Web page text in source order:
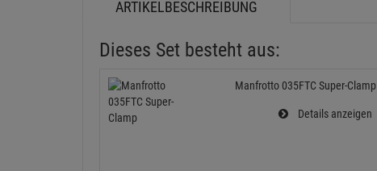
ARTIKELBESCHREIBUNG
Dieses Set besteht aus:
Manfrotto 035FTC Super-Clamp
Details anzeigen